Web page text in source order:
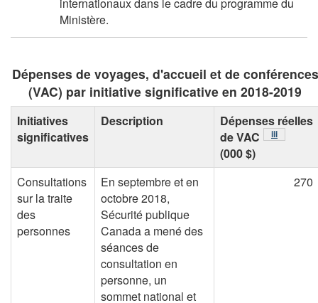
Ministère.
Dépenses de voyages, d'accueil et de conférences
(VAC) par initiative significative en 2018-2019
Initiatives
significatives
Description
Dépenses réelles
de VAC
Note de
iii
(000 $)
Consultations
sur la traite
des
personnes
En septembre et en
octobre 2018,
Sécurité publique
Canada a mené des
séances de
consultation en
personne, un
sommet national et
270